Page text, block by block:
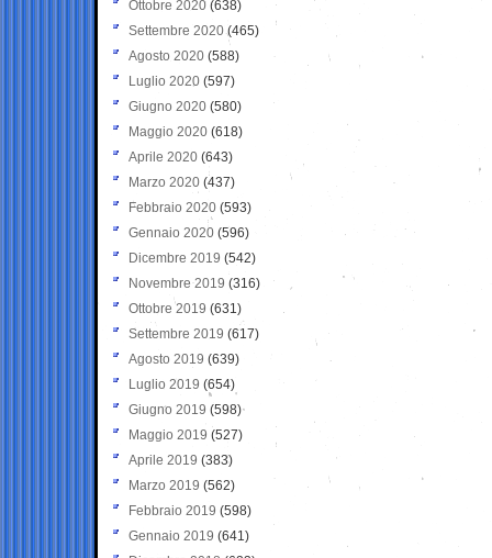
Ottobre 2020 (638)
Settembre 2020(465)
Agosto 2020 (588)
Luglio 2020 (597)
Giugno 2020 (580)
Maggio 2020 (618)
Aprile 2020 (643)
Marzo 2020 (437)
Febbraio 2020 (593)
Gennaio 2020 (596)
Dicembre 2019 (542)
Novembre 2019 (316)
Ottobre 2019 (631)
Settembre 2019 (617)
Agosto 2019 (639)
Luglio 2019 (654)
Giugno 2019 (598)
Maggio 2019 (527)
Aprile 2019 (383)
Marzo 2019 (562)
Febbraio 2019 (598)
Gennaio 2019 (641)